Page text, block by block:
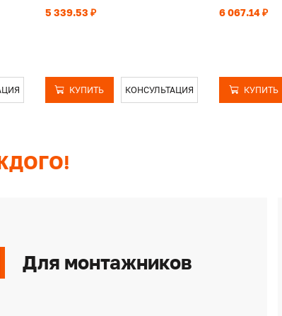
5 339.53 ₽
КУПИТЬ КОНСУЛЬТАЦИЯ
6 067.14 ₽
КУПИТЬ
Для монтажников